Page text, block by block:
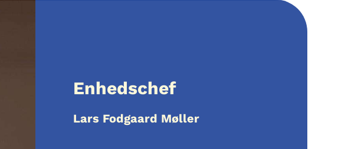
Enhedschef
Lars Fodgaard Møller